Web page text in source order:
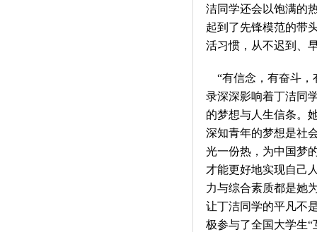
洁同学还会以饱满的
起到了先锋模范的带
活习惯，从不迟到、
“有信念，有奋斗，
录深深影响着丁洁同
的梦想与人生信条。
深知青年的梦想是社
光一份热，为中国梦
才能更好地实现自己
力与综合素质都是她
让丁洁同学的平凡不
极参与了全国大学生